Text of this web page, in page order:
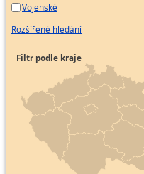
Vojenské
Rozšířené hledání
Filtr podle kraje